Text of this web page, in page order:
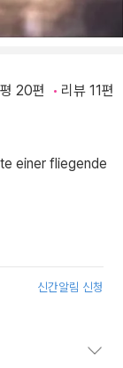
20편 리뷰 11편
einer fliegende
신간알림 신청